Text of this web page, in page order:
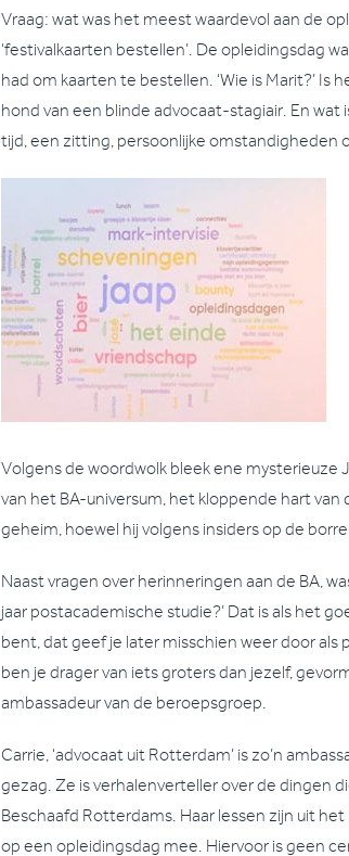
Vraag: wat was het meest waardevol aan de
‘festivalkaarten bestellen’. De opleidingsdag
had om kaarten te bestellen. ‘Wie is Marit?’
hond van een blinde advocaat-stagiair. En
tijd, een zitting, persoonlijke omstandigheden
Volgens de woordwolk bleek ene mysterieuze
van het BA-universum, het kloppende hart
geheim, hoewel hij volgens insiders op de
Naast vragen over herinneringen aan de BA,
jaar postacademische studie?’ Dat is als het
bent, dat geef je later misschien weer door
ben je drager van iets groters dan jezelf,
ambassadeur van de beroepsgroep.
Carrie, ‘advocaat uit Rotterdam’ is zo’n
gezag. Ze is verhalenverteller over de dingen
Beschaafd Rotterdams. Haar lessen zijn uit
op een opleidingsdag mee. Hiervoor is geen